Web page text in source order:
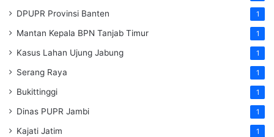
DPUPR Provinsi Banten 1
Mantan Kepala BPN Tanjab Timur 1
Kasus Lahan Ujung Jabung 1
Serang Raya 1
Bukittinggi 1
Dinas PUPR Jambi 1
Kajati Jatim 1